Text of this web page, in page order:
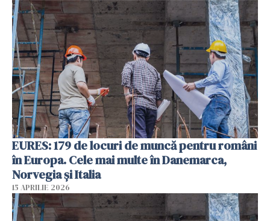
EURES: 179 de locuri de muncă pentru români
în Europa. Cele mai multe în Danemarca,
Norvegia și Italia
15 APRILIE 2026